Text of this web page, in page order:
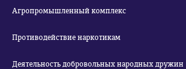
Агропромышленный комплекс
Противодействие наркотикам
Деятельность добровольных народных дружин